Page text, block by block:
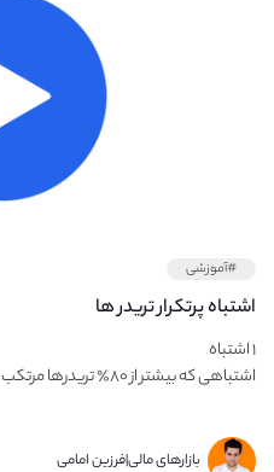
#آموزشی
اشتباه پرتکرار تریدر ها
۱ اشتباه
اشتباهی که بیشتر از ۸۰٪ تریدرها مرتکب میشن...
بازارهای مالی|فرزین امامی